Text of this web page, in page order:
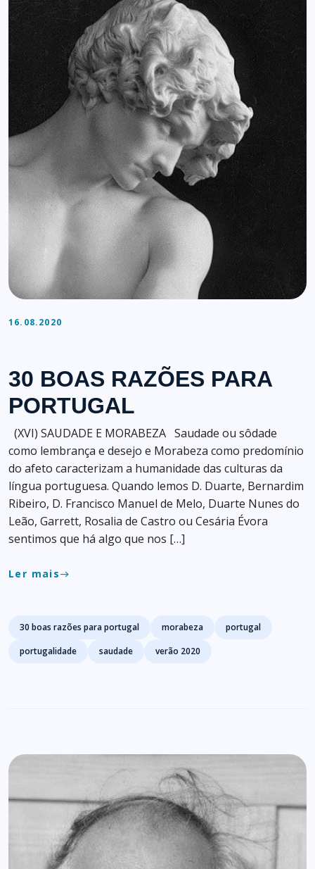
16.08.2020
30 BOAS RAZÕES PARA
PORTUGAL
(XVI) SAUDADE E MORABEZA Saudade ou sôdade
como lembrança e desejo e Morabeza como predomínio
do afeto caracterizam a humanidade das culturas da
língua portuguesa. Quando lemos D. Duarte, Bernardim
Ribeiro, D. Francisco Manuel de Melo, Duarte Nunes do
Leão, Garrett, Rosalia de Castro ou Cesária Évora
sentimos que há algo que nos […]
Ler maiseast
Tags
30 boas razões para portugal morabeza
portugal
portugalidade
saudade verão 2020